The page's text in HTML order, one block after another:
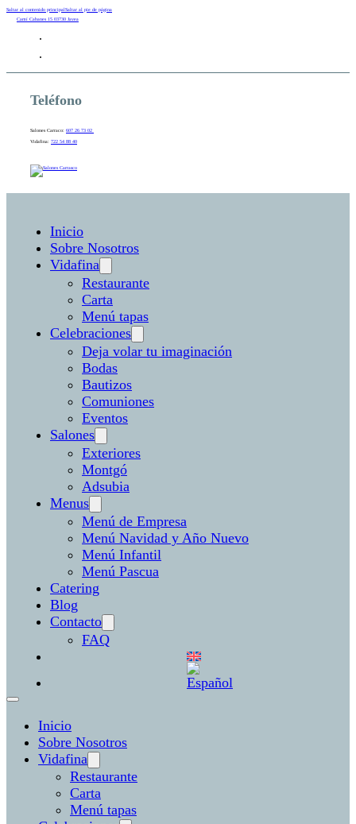
Saltar al contenido principalSaltar al pie de página
Camí Cabanes 15 03730 Javea
Teléfono
Salones Carraco: 607 26 73 02
Vidafina: 722 54 88 40
Inicio
Sobre Nosotros
Vidafina
Restaurante
Carta
Menú tapas
Celebraciones
Deja volar tu imaginación
Bodas
Bautizos
Comuniones
Eventos
Salones
Exteriores
Montgó
Adsubia
Menus
Menú de Empresa
Menú Navidad y Año Nuevo
Menú Infantil
Menú Pascua
Catering
Blog
Contacto
FAQ
Inicio
Sobre Nosotros
Vidafina
Restaurante
Carta
Menú tapas